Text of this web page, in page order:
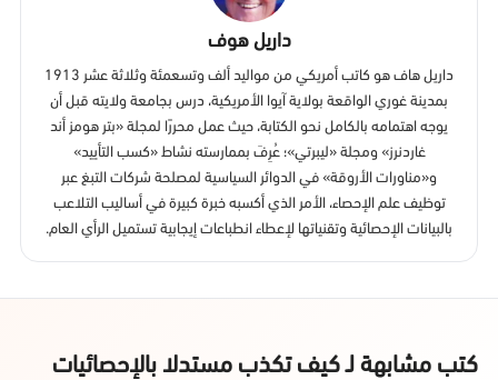
داريل هوف
داريل هاف هو كاتب أمريكي من مواليد ألف وتسعمئة وثلاثة عشر 1913
بمدينة غوري الواقعة بولاية آيوا الأمريكية، درس بجامعة ولايته قبل أن
يوجه اهتمامه بالكامل نحو الكتابة، حيث عمل محررًا لمجلة «بتر هومز أند
غاردنرز» ومجلة «ليبرتي»؛ عُرِفَ بممارسته نشاط «كسب التأييد»
و«مناورات الأروقة» في الدوائر السياسية لمصلحة شركات التبغ عبر
توظيف علم الإحصاء، الأمر الذي أكسبه خبرة كبيرة في أساليب التلاعب
بالبيانات الإحصائية وتقنياتها لإعطاء انطباعات إيجابية تستميل الرأي العام.
كتب مشابهة لـ كيف تكذب مستدلا بالإحصائيات